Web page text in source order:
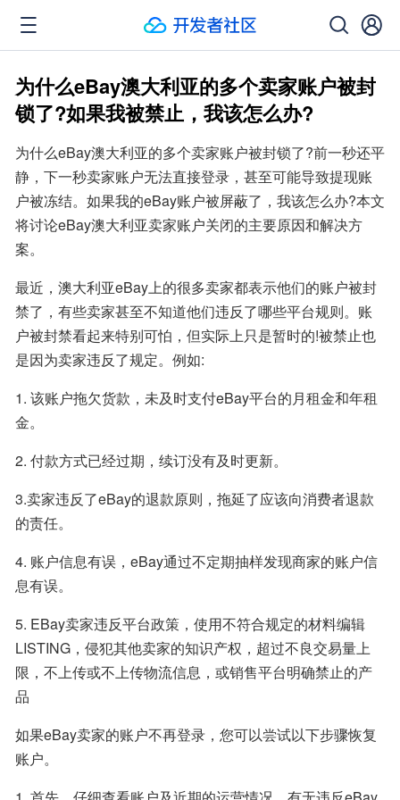
为什么eBay澳大利亚的多个卖家账户被封
锁了?如果我被禁止，我该怎么办?
为什么eBay澳大利亚的多个卖家账户被封锁了?前一秒还平
静，下一秒卖家账户无法直接登录，甚至可能导致提现账
户被冻结。如果我的eBay账户被屏蔽了，我该怎么办?本文
将讨论eBay澳大利亚卖家账户关闭的主要原因和解决方
案。
最近，澳大利亚eBay上的很多卖家都表示他们的账户被封
禁了，有些卖家甚至不知道他们违反了哪些平台规则。账
户被封禁看起来特别可怕，但实际上只是暂时的!被禁止也
是因为卖家违反了规定。例如:
1. 该账户拖欠货款，未及时支付eBay平台的月租金和年租
金。
2. 付款方式已经过期，续订没有及时更新。
3.卖家违反了eBay的退款原则，拖延了应该向消费者退款
的责任。
4. 账户信息有误，eBay通过不定期抽样发现商家的账户信
息有误。
5. EBay卖家违反平台政策，使用不符合规定的材料编辑
LISTING，侵犯其他卖家的知识产权，超过不良交易量上
限，不上传或不上传物流信息，或销售平台明确禁止的产
品
如果eBay卖家的账户不再登录，您可以尝试以下步骤恢复
账户。